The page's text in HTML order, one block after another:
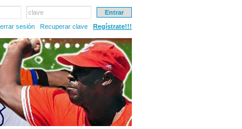
clave
sesión
Recuperar clave Regístrate!!!